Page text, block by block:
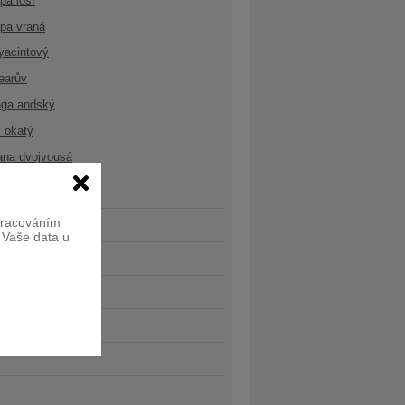
vraná
andský
okatý
dvojvousá
data u